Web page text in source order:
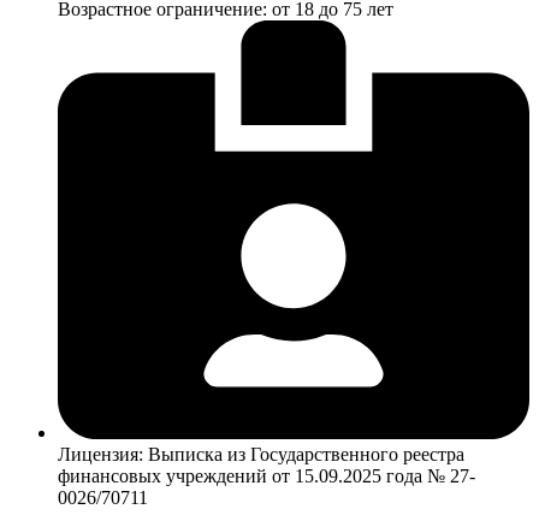
Возрастное ограничение: от 18 до 75 лет
Лицензия: Выписка из Государственного реестра
финансовых учреждений от 15.09.2025 года № 27-
0026/70711